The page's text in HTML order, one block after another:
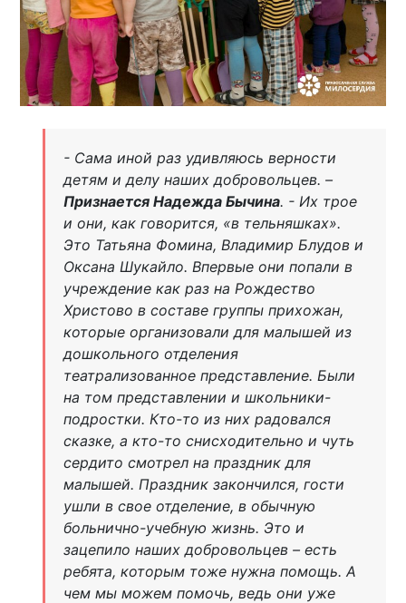
- Сама иной раз удивляюсь верности
детям и делу наших добровольцев. –
Признается Надежда Бычина. - Их трое
и они, как говорится, «в тельняшках».
Это Татьяна Фомина, Владимир Блудов и
Оксана Шукайло. Впервые они попали в
учреждение как раз на Рождество
Христово в составе группы прихожан,
которые организовали для малышей из
дошкольного отделения
театрализованное представление. Были
на том представлении и школьники-
подростки. Кто-то из них радовался
сказке, а кто-то снисходительно и чуть
сердито смотрел на праздник для
малышей. Праздник закончился, гости
ушли в свое отделение, в обычную
больнично-учебную жизнь. Это и
зацепило наших добровольцев – есть
ребята, которым тоже нужна помощь. А
чем мы можем помочь, ведь они уже